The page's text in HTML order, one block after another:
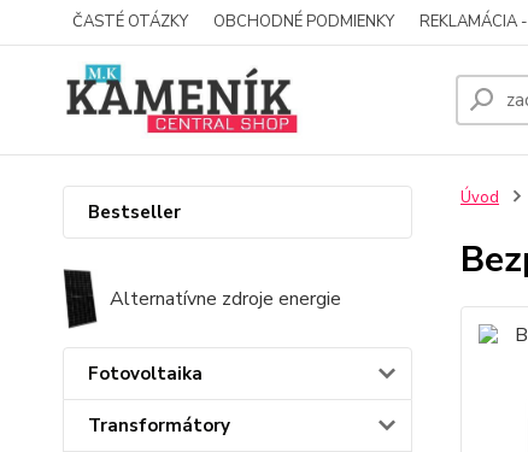
ČASTÉ OTÁZKY OBCHODNÉ PODMIENKY REKLAMÁCIA
Bestseller
Alternatívne zdroje energie
Fotovoltaika
Transformátory
Úvod